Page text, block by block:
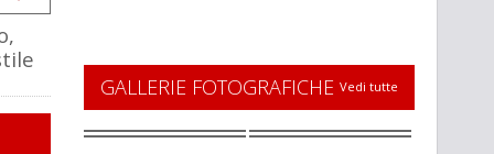
GALLERIE FOTOGRAFICHE Vedi tutte